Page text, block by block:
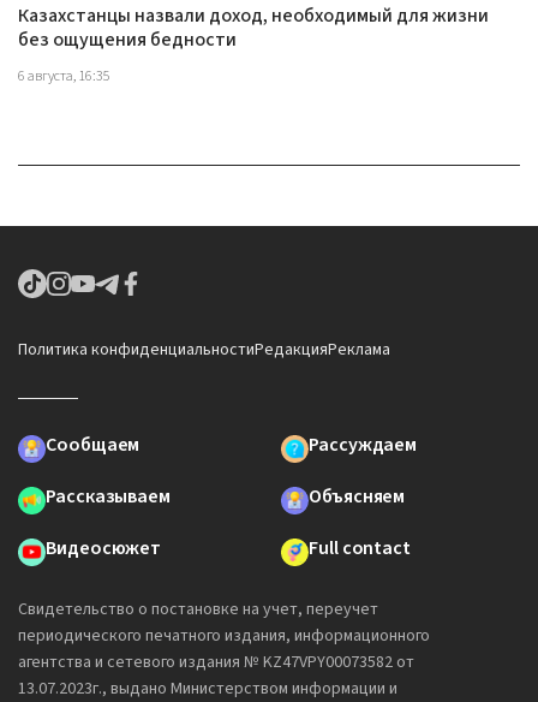
Казахстанцы назвали доход, необходимый для жизни
без ощущения бедности
6 августа, 16:35
Политика конфиденциальностиРедакцияРеклама
Сообщаем
Рассуждаем
Рассказываем
Объясняем
Видеосюжет
Full contact
Свидетельство о постановке на учет, переучет
периодического печатного издания, информационного
агентства и сетевого издания № KZ47VPY00073582 от
13.07.2023г., выдано Министерством информации и